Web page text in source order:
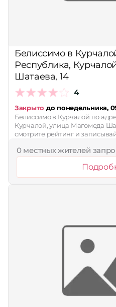
Белиссимо в
Республика,
Шатаева, 14
4
Закрыто до понедельника,
Белиссимо в Курчалой по
Курчалой, улица Магомеда
смотрите рейтинг и
0 местных жителей